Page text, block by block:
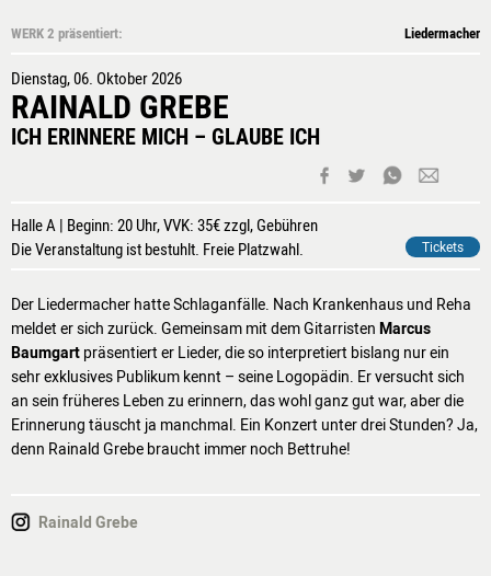
WERK 2 präsentiert: Liedermacher
Dienstag, 06. Oktober 2026
RAINALD GREBE
ICH ERINNERE MICH – GLAUBE ICH
Halle A | Beginn: 20 Uhr, VVK: 35€ zzgl, Gebühren
Die Veranstaltung ist bestuhlt. Freie Platzwahl.
Tickets
Der Liedermacher hatte Schlaganfälle. Nach Krankenhaus und Reha
meldet er sich zurück. Gemeinsam mit dem Gitarristen Marcus
Baumgart präsentiert er Lieder, die so interpretiert bislang nur ein
sehr exklusives Publikum kennt – seine Logopädin. Er versucht sich
an sein früheres Leben zu erinnern, das wohl ganz gut war, aber die
Erinnerung täuscht ja manchmal. Ein Konzert unter drei Stunden? Ja,
denn Rainald Grebe braucht immer noch Bettruhe!
Rainald Grebe